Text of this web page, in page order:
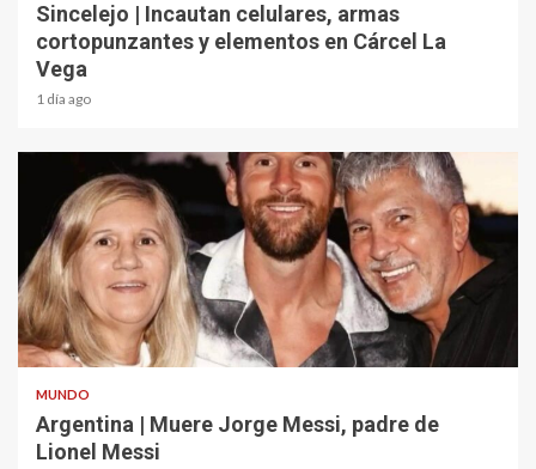
Sincelejo | Incautan celulares, armas
cortopunzantes y elementos en Cárcel La
Vega
1 día ago
2 min read
MUNDO
Argentina | Muere Jorge Messi, padre de
Lionel Messi